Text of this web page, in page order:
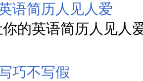
语简历人见人爱
你的英语简历人见人
巧不写假